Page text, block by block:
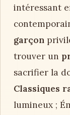
intéressant
garçon
trouver un
sacrifier la
Classiques
lumineux ;